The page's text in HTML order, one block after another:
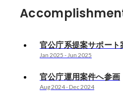
官公庁系提案サポート
Jan 2025 -Jun 2025
官公庁運用案件へ参画
Aug 2024- Dec 2024